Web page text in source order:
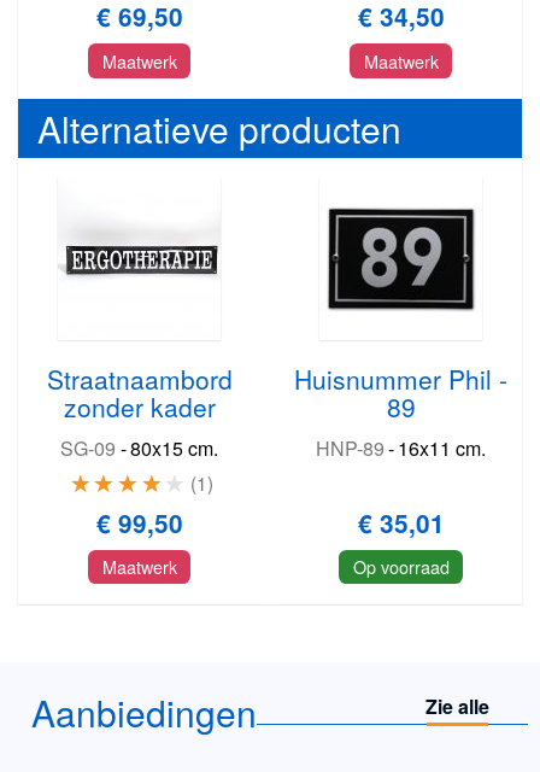
€ 69,50
Maatwerk
€ 34,50
Maatwerk
Alternatieve producten
Straatnaambord
zonder kader
SG-09 -80x15 cm.
1
€ 99,50
Maatwerk
Huisnummer Phil -
89
HNP-89-16x11 cm.
€ 35,01
Op voorraad
Aanbiedingen Zie alle